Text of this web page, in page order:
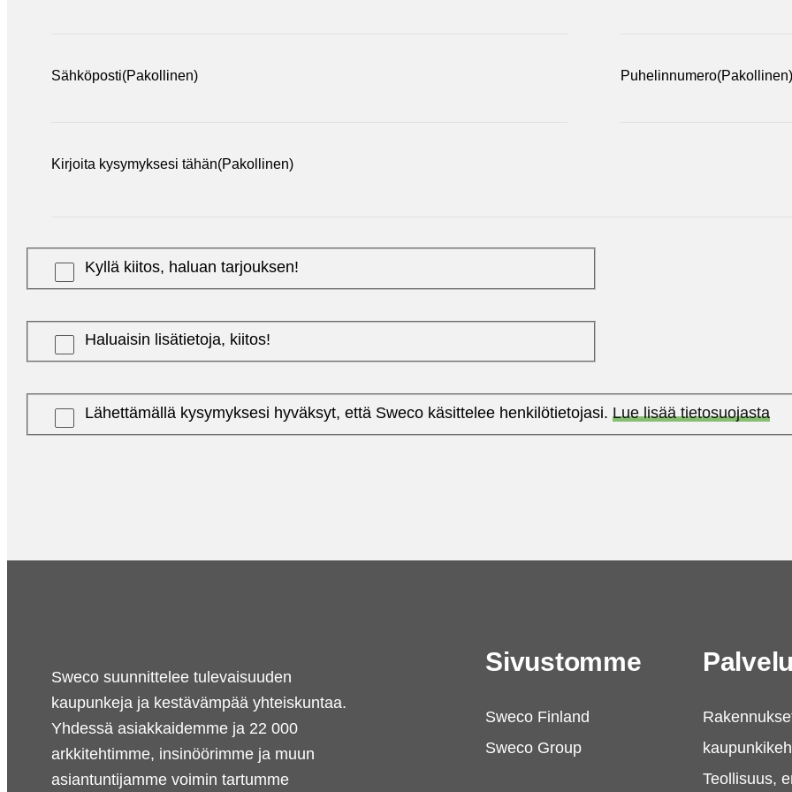
Sähköposti(Pakollinen) Puhelinnumero(Pakollinen)
Kirjoita kysymyksesi tähän(Pakollinen)
Kyllä kiitos, haluan tarjouksen!
Haluaisin lisätietoja, kiitos!
Lähettämällä kysymyksesi hyväksyt, että Sweco käsittelee henkilötietojasi. Lue lisää tietosuojasta
Sweco suunnittelee tulevaisuuden
kaupunkeja ja kestävämpää yhteiskuntaa.
Yhdessä asiakkaidemme ja 22 000
arkkitehtimme, insinöörimme ja muun
asiantuntijamme voimin tartumme
Sivustomme
Sweco Finland
Sweco Group
Teollisuus,